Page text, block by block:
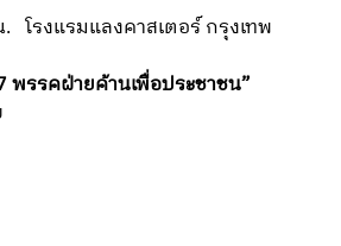
รงแรมแลงคาสเตอร์ กรุงเทพ
รรคฝ่ายค้านเพื่อประชาชน”